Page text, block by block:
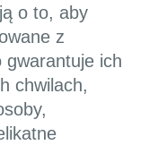
o to, aby
z
gwarantuje ich
chwilach,